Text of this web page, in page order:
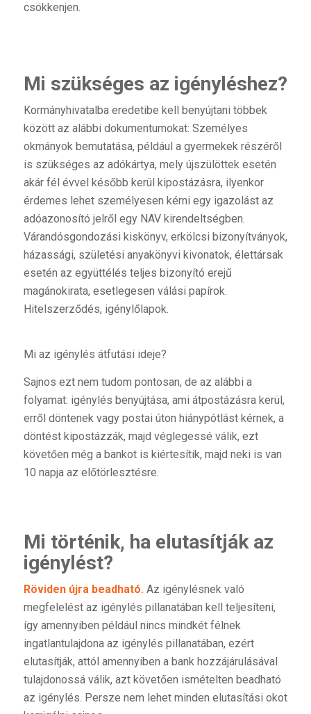
csökkenjen.
Mi szükséges az igényléshez?
Kormányhivatalba eredetibe kell benyújtani többek
között az alábbi dokumentumokat: Személyes
okmányok bemutatása, például a gyermekek részéről
is szükséges az adókártya, mely újszülöttek esetén
akár fél évvel később kerül kipostázásra, ilyenkor
érdemes lehet személyesen kérni egy igazolást az
adóazonosító jelről egy NAV kirendeltségben.
Várandósgondozási kiskönyv, erkölcsi bizonyítványok,
házassági, születési anyakönyvi kivonatok, élettársak
esetén az együttélés teljes bizonyító erejű
magánokirata, esetlegesen válási papírok.
Hitelszerződés, igénylőlapok.
Mi az igénylés átfutási ideje?
Sajnos ezt nem tudom pontosan, de az alábbi a
folyamat: igénylés benyújtása, ami átpostázásra kerül,
erről döntenek vagy postai úton hiánypótlást kérnek, a
döntést kipostázzák, majd véglegessé válik, ezt
követően még a bankot is kiértesítik, majd neki is van
10 napja az előtörlesztésre.
Mi történik, ha elutasítják az
igénylést?
Röviden újra beadható.Az igénylésnek való
megfelelést az igénylés pillanatában kell teljesíteni,
így amennyiben például nincs mindkét félnek
ingatlantulajdona az igénylés pillanatában, ezért
elutasítják, attól amennyiben a bank hozzájárulásával
tulajdonossá válik, azt követően ismételten beadható
az igénylés. Persze nem lehet minden elutasítási okot